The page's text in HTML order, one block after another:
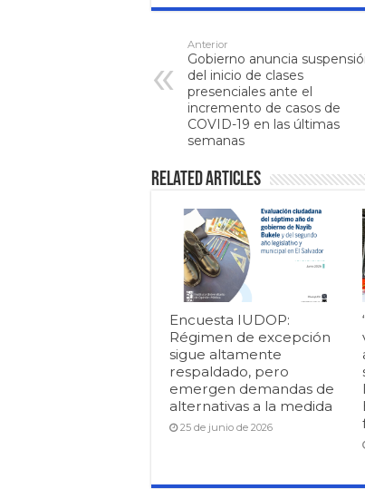
Anterior
Gobierno anuncia
del inicio de clases
presenciales ante el
incremento de casos de
COVID-19 en las últimas
semanas
Related Articles
Encuesta IUDOP:
Régimen de excepción
sigue altamente
respaldado, pero
emergen demandas de
alternativas a la medida
25 de junio de 2026